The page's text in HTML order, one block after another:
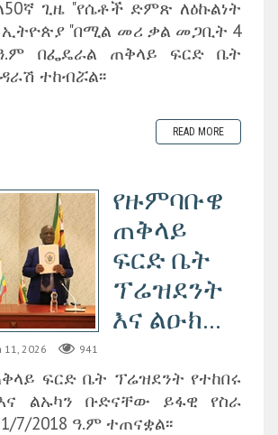
ጊዜ "የሴቶች ድምጽ ለዕኩልነት
ኢትዮጵያ "በሚል መሪ ቃል መጋቢት 4
በፌዴራል ጠቅላይ ፍርድ ቤት
ተከብሯል፡፡
READ MORE
የዙምባቡዌ
ጠቅላይ
ፍርድ ቤት
ፕሬዝደንት
እና ልዑክ...
11, 2026 941
ፍርድ ቤት ፕሬዝደንት የተከበሩ
ልኡካን ቡድናቸው ይፋዊ የስራ
7/2018 ዓ.ም ተጠናቋል፡፡